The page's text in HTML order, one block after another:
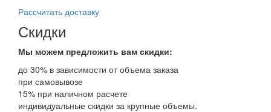
Рассчитать доставку
Скидки
Мы можем предложить вам скидки:
до 30% в зависимости от объема заказа
при самовывозе
15% при наличном расчете
индивидуальные скидки за крупные объемы.